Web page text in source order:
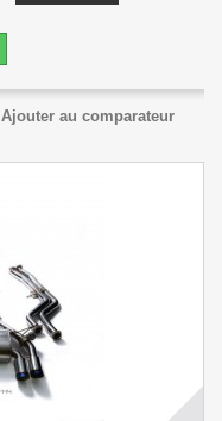
Ajouter au comparateur